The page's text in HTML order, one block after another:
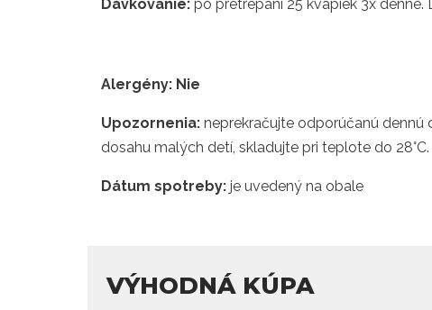
Dávkovanie: po pretrepaní 25 kvapiek 3x denne.
Alergény: Nie
Upozornenia: neprekračujte odporúčanú dennú
dosahu malých detí, skladujte pri teplote do 28°C.
Dátum spotreby: je uvedený na obale
VÝHODNÁ KÚPA